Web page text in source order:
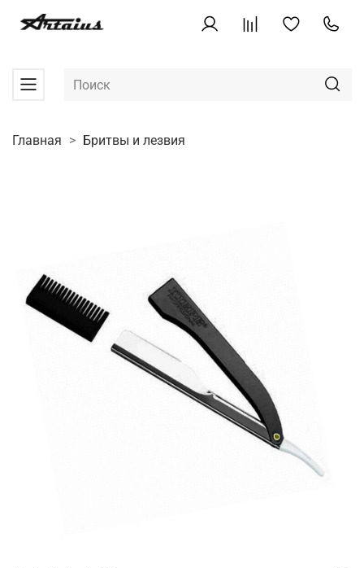
Главная Бритвы и лезвия